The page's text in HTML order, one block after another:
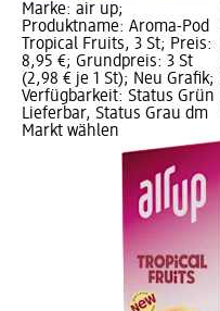
Marke: air up;
Produktname: Aroma-Pod
Tropical Fruits, 3 St; Preis:
8,95 €; Grundpreis: 3 St
(2,98 € je 1 St); Neu Grafik;
Verfügbarkeit: Status Grün
Lieferbar, Status Grau dm
Markt wählen